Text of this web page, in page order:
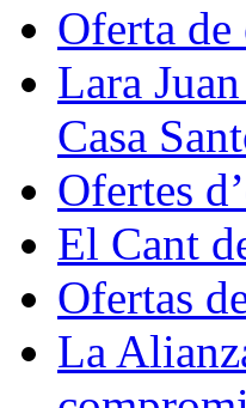
Oferta
Lara
Casa
Ofertes
El Cant
Ofertas
La